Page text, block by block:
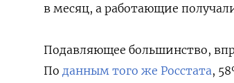
в месяц, а работающие
Подавляющее большинство,
По данным того же Росстата,